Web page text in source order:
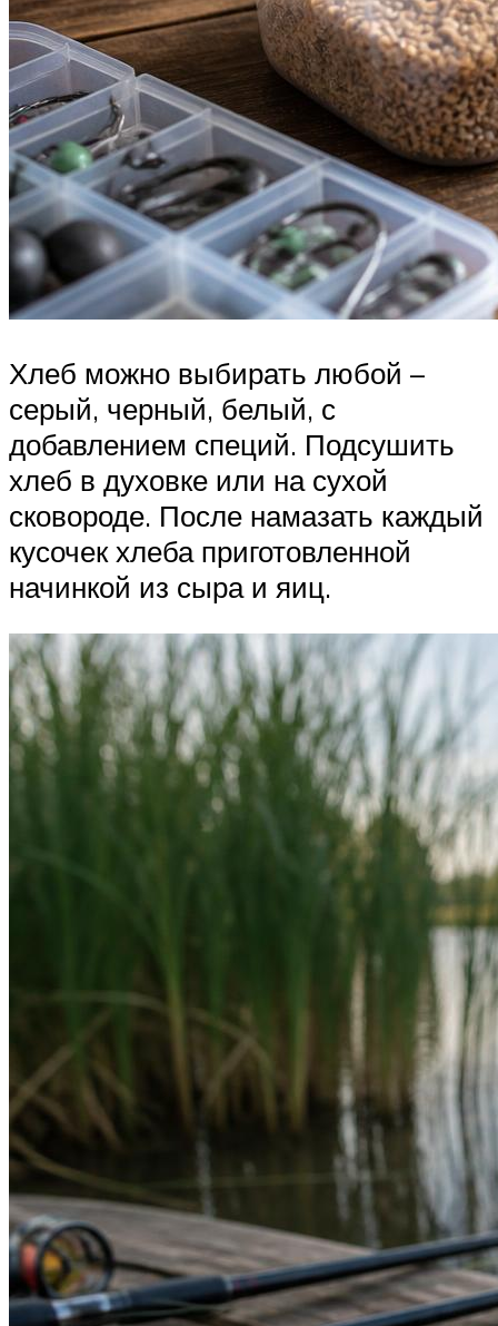
Хлеб можно выбирать любой –
серый, черный, белый, с
добавлением специй. Подсушить
хлеб в духовке или на сухой
сковороде. После намазать каждый
кусочек хлеба приготовленной
начинкой из сыра и яиц.